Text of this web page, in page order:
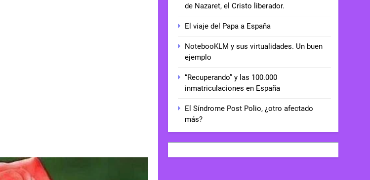
de Nazaret, el Cristo liberador.
El viaje del Papa a España
NotebooKLM y sus virtualidades. Un buen
ejemplo
“Recuperando” y las 100.000
inmatriculaciones en España
El Síndrome Post Polio, ¿otro afectado
más?